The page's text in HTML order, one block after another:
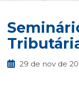
29 de nov de